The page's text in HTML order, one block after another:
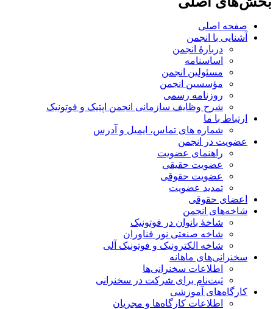
صفحه اصلی
آشنایی با انجمن
دربارۀ انجمن
اساسنامه
مسئولین انجمن
مؤسسین انجمن
روزنامه رسمی
شرح وظایف سازمانی انجمن اپتیک و فوتونیک
ارتباط با ما
شماره های تماس، ایمیل و آدرس
عضویت در انجمن
راهنمای عضویت
عضویت حقیقی
عضویت حقوقی
تمدید عضویت
اعضای حقوقی
شاخه‌های انجمن
شاخۀ بانوان در فوتونیک
شاخه صنعتی نور فناوران
شاخه‌ الکترونیک و فوتونیک آلی
سخنرانی‌های ماهانه
اطلاعات سخنرانی‌‌ها
ثبت‌نام برای شرکت در سخنرانی
کارگاه‌های آموزشی
اطلاعات کارگاه‌ها و مجریان